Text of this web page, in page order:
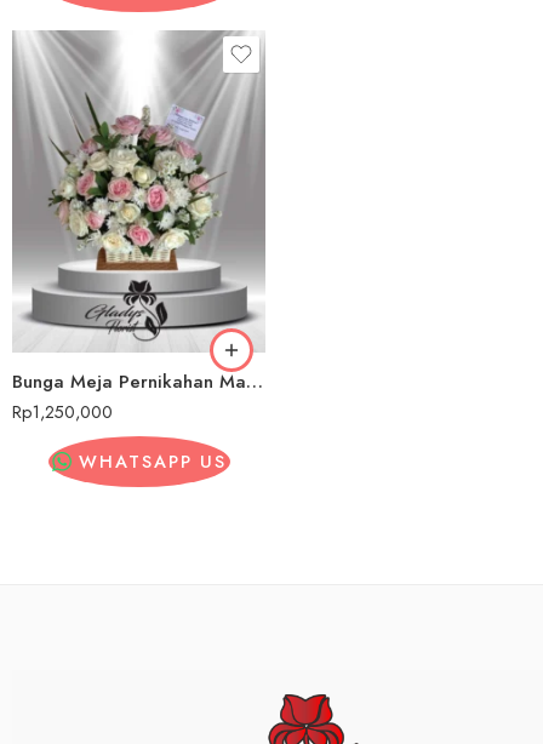
Bunga Meja Pernikahan Maluku
Rp1,250,000
WHATSAPP US